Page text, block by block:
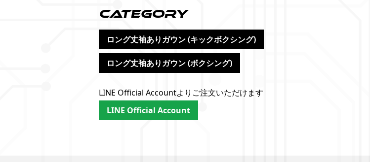
Category
ロング丈袖ありガウン (キックボクシング)
ロング丈袖ありガウン (ボクシング)
LINE Official Accountよりご注文いただけます
LINE Official Account